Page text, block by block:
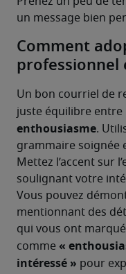
un message bien
Comment
professionnel
Un bon courriel de
juste équilibre entre
enthousiasme.
grammaire soignée
Mettez l’accent sur
soulignant votre
Vous pouvez
mentionnant des
qui vous ont
comme «
intéressé » pour